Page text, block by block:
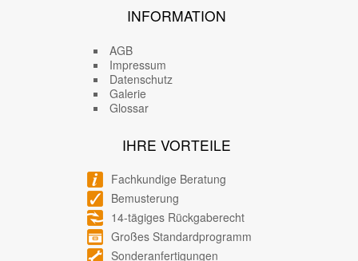
INFORMATION
AGB
Impressum
Datenschutz
Galerie
Glossar
IHRE VORTEILE
Fachkundige Beratung
Bemusterung
14-tägiges Rückgaberecht
Großes Standardprogramm
Sonderanfertigungen